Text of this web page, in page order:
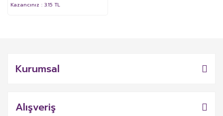
Kazancınız : 3.15 TL
Kurumsal
Alışveriş